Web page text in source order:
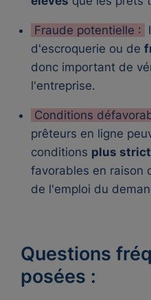
Fraude potentielle :
d'escroquerie ou de
donc important de
l'entreprise.
Conditions
prêteurs en ligne
conditions plus
favorables en raison
de l'emploi du
Questions
posées :